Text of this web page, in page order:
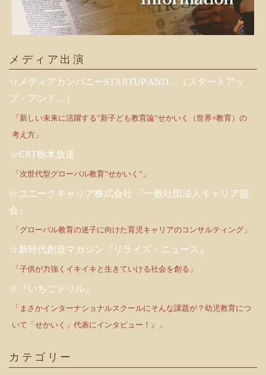
メディア出演
☆メディアカンパニーSTARTUP AND…（スタートアッ
プ・アンド…）
「新しい未来に活躍する”新子ども教育論”せかいく（世界×教育）の
考え方」
☆CRT栃木放送
「次世代型グローバル教育”せかいく”」
☆ユニークキャリア株式会社 『一般社団法人キャリア協
会』
「グローバル教育の迷子に向けた育児キャリアのコンサルティング」
☆新時代創造マガジン『リライズ・ニュース』
「子供が力強くイキイキと生きていける社会を創る」
☆『いちごドリル』
「まさかインターナショナルスクールにそんな課題が？幼児教育につ
いて「せかいく」代表にインタビュー！』」
カテゴリー